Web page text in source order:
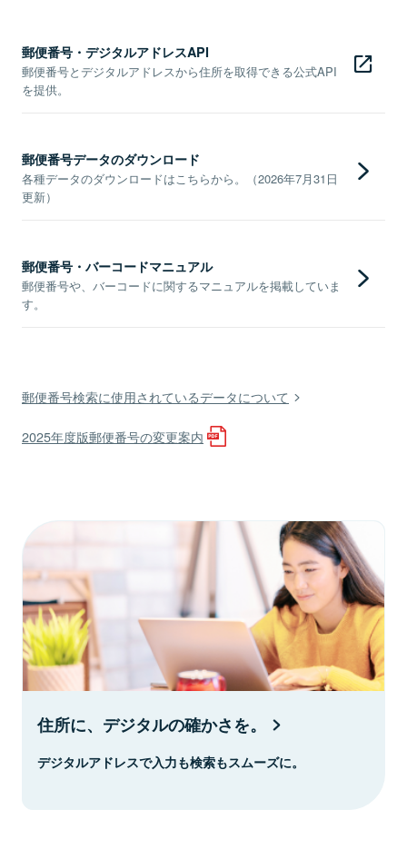
郵便番号・デジタルアドレスAPI
郵便番号とデジタルアドレスから住所を取得できる公式API
を提供。
郵便番号データのダウンロード
各種データのダウンロードはこちらから。（2026年7月31日
更新）
郵便番号・バーコードマニュアル
郵便番号や、バーコードに関するマニュアルを掲載していま
す。
郵便番号検索に使用されているデータについて
2025年度版郵便番号の変更案内
住所に、デジタルの確かさを。
デジタルアドレスで入力も検索もスムーズに。